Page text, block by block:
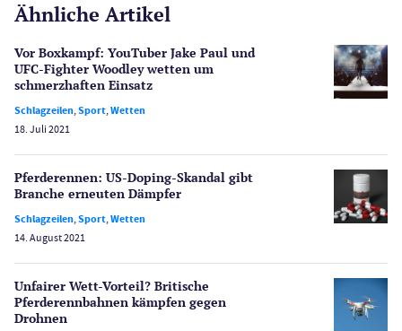
Gesetzgebung
Lotterie
Poker
Schlagzeilen
Spiele
Spielerschutz
Sport
PayPal Casinos
Novoline Casinos
Merkur Casinos
Spielautomaten
Casino Testberichte
Ähnliche Artikel
Vor Boxkampf: YouTuber Jake Paul und
UFC-Fighter Woodley wetten um
schmerzhaften Einsatz
Schlagzeilen,Sport,Wetten
18. Juli 2021
Pferderennen: US-Doping-Skandal gibt
Branche erneuten Dämpfer
Schlagzeilen,Sport,Wetten
14. August 2021
Unfairer Wett-Vorteil? Britische
Pferderenn­bahnen kämpfen gegen
Drohnen